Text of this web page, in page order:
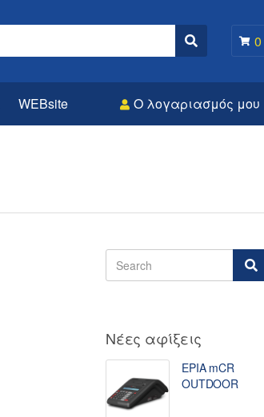
Search 0
WEBsite Ο λογαριασμός μου
Νέες αφίξεις
EPIA mCR
OUTDOOR